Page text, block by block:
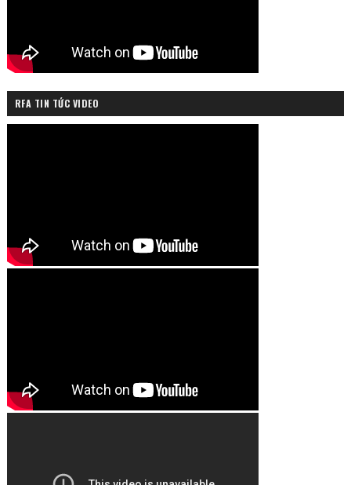
RFA TIN TỨC VIDEO